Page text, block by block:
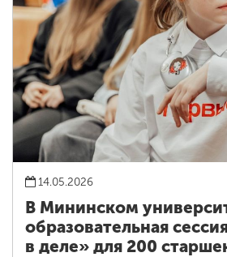
14.05.2026
В Мининском
образовательная
в деле» для 200